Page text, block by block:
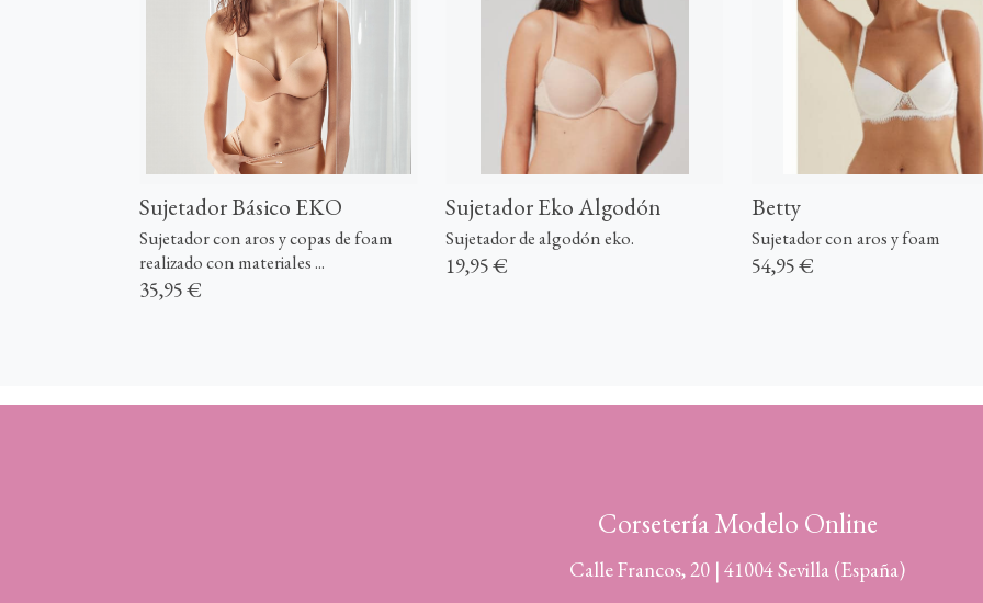
Sujetador Básico EKO
Sujetador con aros y copas de foam
realizado con materiales ...
35,95 €
Sujetador Eko Algodón
Sujetador de algodón eko.
19,95 €
Betty
Sujetador con aros y foam
54,95 €
Corsetería Modelo Online
Calle Francos, 20 | 41004 Sevilla (España)